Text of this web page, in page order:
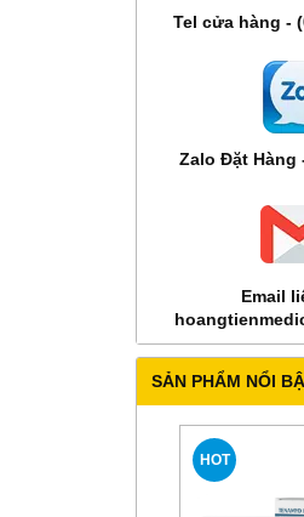
Tel cửa hàng -
Zalo Đặt Hàng
Email
SẢN PHẨM NỔI
HOT